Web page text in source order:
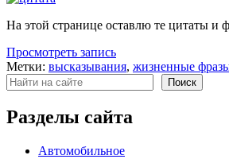
На этой странице оставлю те цитаты и
Просмотреть запись
Метки: высказывания, жизненные
Поиск
Поиск
Разделы сайта
Автомобильное